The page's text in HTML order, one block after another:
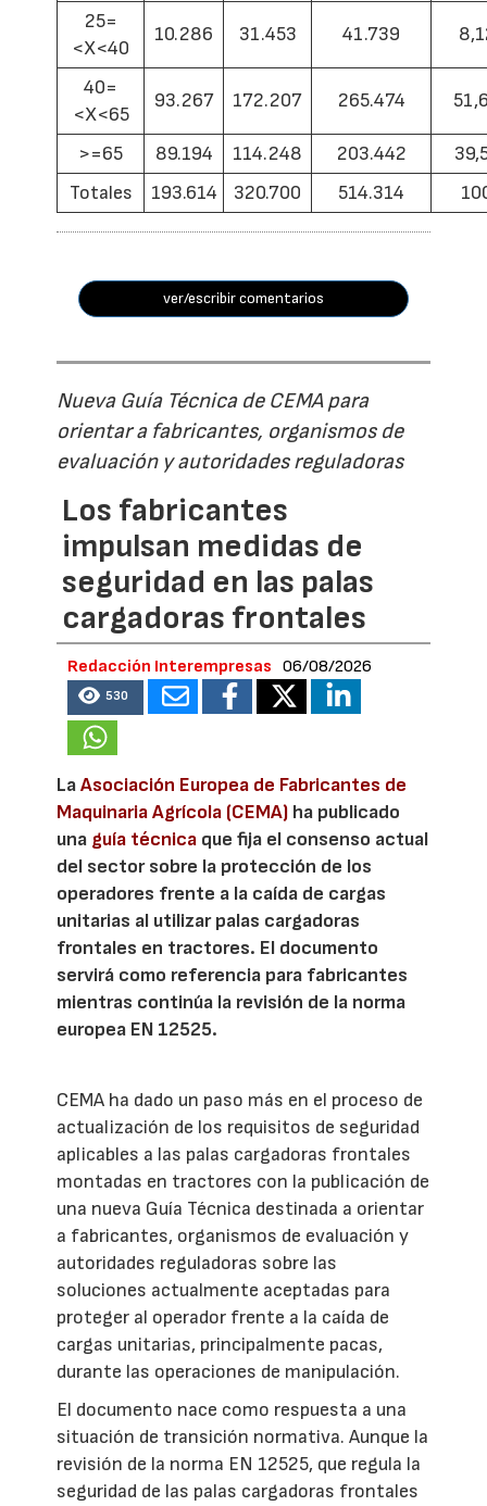
25=
<X<40
10.286 31.453 41.739
40=
<X<65
93.267 172.207 265.474
>=65 89.194 114.248 203.442
Totales
193.614 320.700 514.314
ver/escribir comentarios
Nueva Guía Técnica de CEMA para
orientar a fabricantes, organismos de
evaluación y autoridades reguladoras
Los fabricantes
impulsan medidas de
seguridad en las palas
cargadoras frontales
Redacción Interempresas 06/08/2026
530
LaAsociación Europea de Fabricantes de
Maquinaria Agrícola (CEMA) ha publicado
una guía técnica que fija el consenso actual
del sector sobre la protección de los
operadores frente a la caída de cargas
unitarias al utilizar palas cargadoras
frontales en tractores. El documento
servirá como referencia para fabricantes
mientras continúa la revisión de la norma
europea EN 12525.
CEMA ha dado un paso más en el proceso de
actualización de los requisitos de seguridad
aplicables a las palas cargadoras frontales
montadas en tractores con la publicación de
una nueva Guía Técnica destinada a orientar
a fabricantes, organismos de evaluación y
autoridades reguladoras sobre las
soluciones actualmente aceptadas para
proteger al operador frente a la caída de
cargas unitarias, principalmente pacas,
durante las operaciones de manipulación.
El documento nace como respuesta a una
situación de transición normativa. Aunque la
revisión de la norma EN 12525, que regula la
seguridad de las palas cargadoras frontales